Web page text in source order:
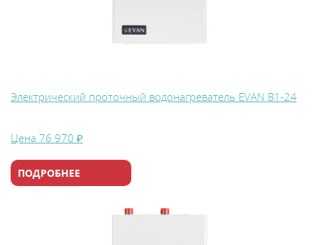
Электрический проточный водонагреватель EVAN В1-24
Цена 76 970 ₽
ПОДРОБНЕЕ